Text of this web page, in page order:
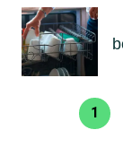
1